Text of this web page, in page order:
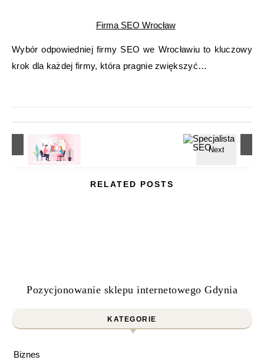
Firma SEO Wrocław
Wybór odpowiedniej firmy SEO we Wrocławiu to kluczowy
krok dla każdej firmy, która pragnie zwiększyć…
RELATED POSTS
Pozycjonowanie sklepu internetowego Gdynia
KATEGORIE
Biznes